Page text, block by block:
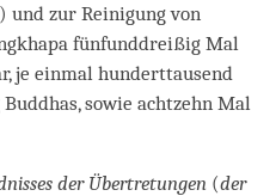
und zur Reinigung von
fünfunddreißig Mal
je einmal hunderttausend
sowie achtzehn Mal
der Übertretungen (der